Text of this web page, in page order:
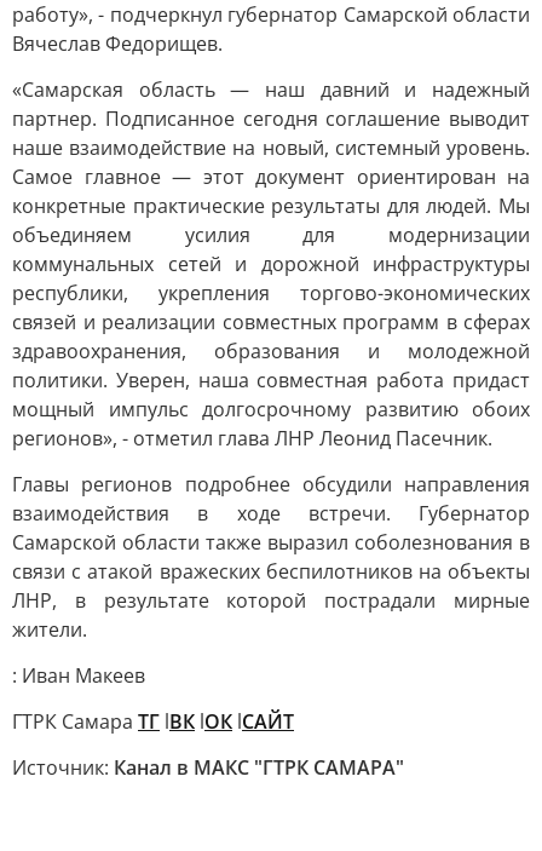
работу», - подчеркнул губернатор Самарской области
Вячеслав Федорищев.
«Самарская область — наш давний и надежный
партнер. Подписанное сегодня соглашение выводит
наше взаимодействие на новый, системный уровень.
Самое главное — этот документ ориентирован на
конкретные практические результаты для людей. Мы
объединяем усилия для модернизации
коммунальных сетей и дорожной инфраструктуры
республики, укрепления торгово-экономических
связей и реализации совместных программ в сферах
здравоохранения, образования и молодежной
политики. Уверен, наша совместная работа придаст
мощный импульс долгосрочному развитию обоих
регионов», - отметил глава ЛНР Леонид Пасечник.
Главы регионов подробнее обсудили направления
взаимодействия в ходе встречи. Губернатор
Самарской области также выразил соболезнования в
связи с атакой вражеских беспилотников на объекты
ЛНР, в результате которой пострадали мирные
жители.
: Иван Макеев
ГТРК Самара ТГ lВК lОК lСАЙТ
Источник: Канал в МАКС "ГТРК САМАРА"